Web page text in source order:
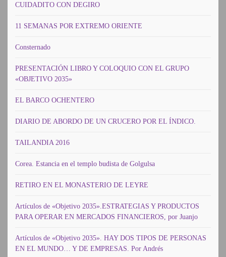
CUIDADITO CON DEGIRO
11 SEMANAS POR EXTREMO ORIENTE
Consternado
PRESENTACIÓN LIBRO Y COLOQUIO CON EL GRUPO
«OBJETIVO 2035»
EL BARCO OCHENTERO
DIARIO DE ABORDO DE UN CRUCERO POR EL ÍNDICO.
TAILANDIA 2016
Corea. Estancia en el templo budista de Golgulsa
RETIRO EN EL MONASTERIO DE LEYRE
Artículos de «Objetivo 2035».ESTRATEGIAS Y PRODUCTOS
PARA OPERAR EN MERCADOS FINANCIEROS, por Juanjo
Artículos de «Objetivo 2035». HAY DOS TIPOS DE PERSONAS
EN EL MUNDO… Y DE EMPRESAS. Por Andrés